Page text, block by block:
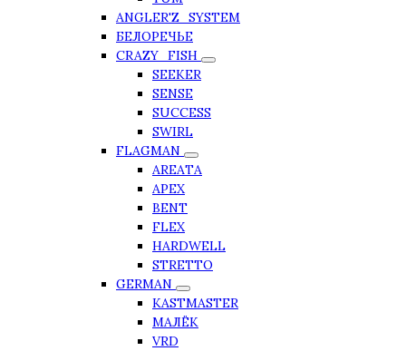
ANGLER'Z_SYSTEM
БЕЛОРЕЧЬЕ
CRAZY_FISH
SEEKER
SENSE
SUCCESS
SWIRL
FLAGMAN
AREATA
APEX
BENT
FLEX
HARDWELL
STRETTO
GERMAN
KASTMASTER
МАЛЁК
VRD